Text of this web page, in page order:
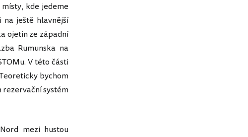
kde jedeme
ještě hlavnější
ojetin ze západní
Rumunska na
V této části
bychom
rezervační systém
mezi hustou